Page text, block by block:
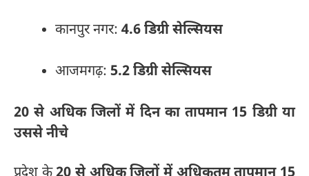
कानपुर नगर: 4.6 डिग्री सेल्सियस
आजमगढ़: 5.2 डिग्री सेल्सियस
20 से अधिक जिलों में दिन का तापमान 15 डिग्री या
उससे नीचे